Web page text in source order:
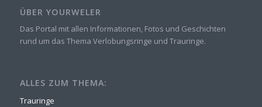
ÜBER YOURWELER
Das Portal mit allen Informationen, Fotos und Geschichten
rund um das Thema Verlobungsringe und Trauringe.
ALLES ZUM THEMA:
Trauringe